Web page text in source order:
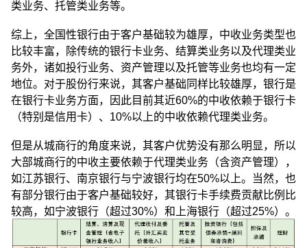
类业务、托管类业务等。
综上，全国性银行由于客户基础较为雄厚，中收业务类型也
比较丰富，除传统的银行卡业务、结算类业务以及代理类业
务外，诸如投行业务、资产管理以及托管等业务也均有一定
地位。对于股份行来说，其客户基础同样比较雄厚，银行是
在银行卡业务方面，因此目前其近60%的中收依赖于银行卡
（特别是信用卡）、10%以上的中收依赖代理类业务。
但是从城商行的角度来说，其客户优势没有那么明显，所以
大部城商行的中收主要依赖于代理类业务（含资产管理），
如江苏银行、南京银行与宁波银行均在50%以上。当然，也
有部分银行由于客户基础较好，其银行卡手续费贡献比例比
较高，如宁波银行（超过30%）和上海银行（超过25%）。